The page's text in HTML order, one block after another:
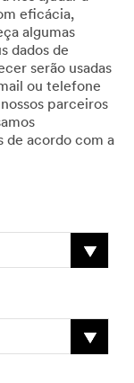
eficácia,
algumas
dados de
serão usadas
ou telefone
parceiros
de acordo com a